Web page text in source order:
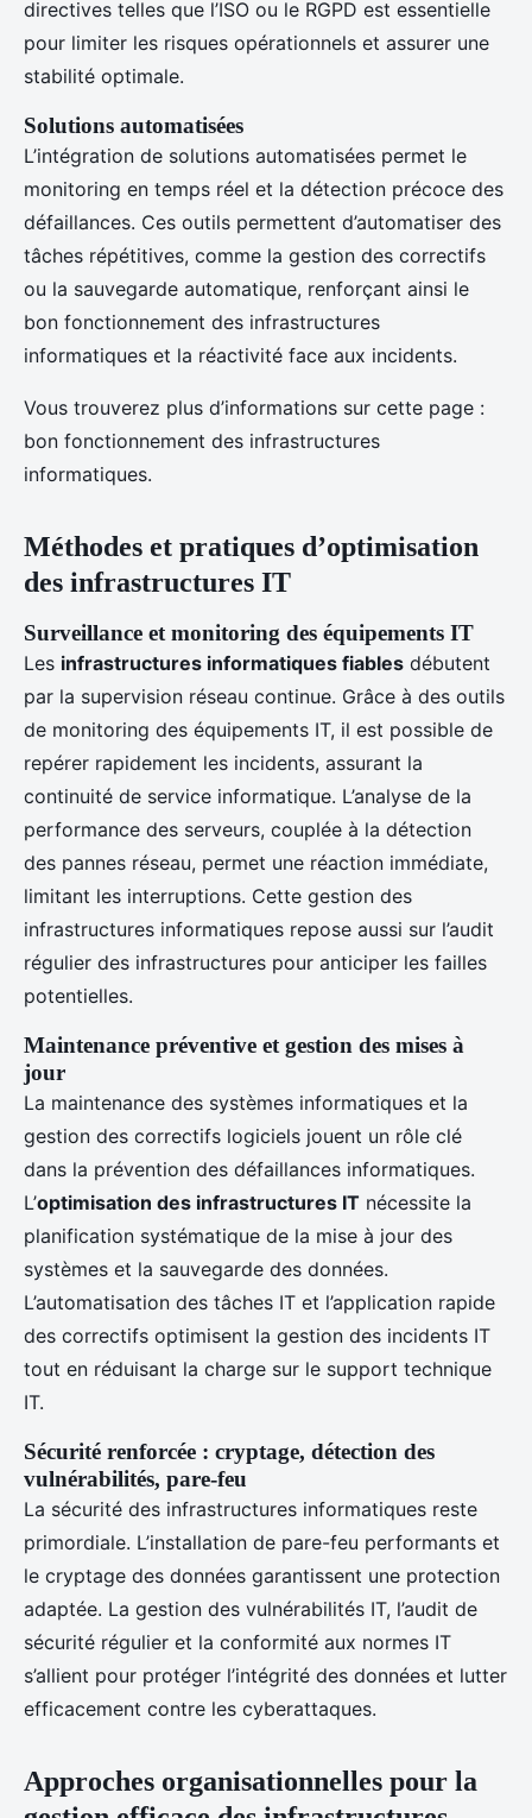
directives telles que l’ISO ou le RGPD est essentielle
pour limiter les risques opérationnels et assurer une
stabilité optimale.
Solutions automatisées
L’intégration de solutions automatisées permet le
monitoring en temps réel et la détection précoce des
défaillances. Ces outils permettent d’automatiser des
tâches répétitives, comme la gestion des correctifs
ou la sauvegarde automatique, renforçant ainsi le
bon fonctionnement des infrastructures
informatiques et la réactivité face aux incidents.
Vous trouverez plus d’informations sur cette page :
bon fonctionnement des infrastructures
informatiques.
Méthodes et pratiques d’optimisation
des infrastructures IT
Surveillance et monitoring des équipements IT
Les infrastructures informatiques fiables débutent
par la supervision réseau continue. Grâce à des outils
de monitoring des équipements IT, il est possible de
repérer rapidement les incidents, assurant la
continuité de service informatique. L’analyse de la
performance des serveurs, couplée à la détection
des pannes réseau, permet une réaction immédiate,
limitant les interruptions. Cette gestion des
infrastructures informatiques repose aussi sur l’audit
régulier des infrastructures pour anticiper les failles
potentielles.
Maintenance préventive et gestion des mises à
jour
La maintenance des systèmes informatiques et la
gestion des correctifs logiciels jouent un rôle clé
dans la prévention des défaillances informatiques.
L’optimisation des infrastructures IT nécessite la
planification systématique de la mise à jour des
systèmes et la sauvegarde des données.
L’automatisation des tâches IT et l’application rapide
des correctifs optimisent la gestion des incidents IT
tout en réduisant la charge sur le support technique
IT.
Sécurité renforcée : cryptage, détection des
vulnérabilités, pare-feu
La sécurité des infrastructures informatiques reste
primordiale. L’installation de pare-feu performants et
le cryptage des données garantissent une protection
adaptée. La gestion des vulnérabilités IT, l’audit de
sécurité régulier et la conformité aux normes IT
s’allient pour protéger l’intégrité des données et lutter
efficacement contre les cyberattaques.
Approches organisationnelles pour la